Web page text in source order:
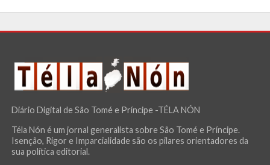
Diário Digital de São Tomé e Príncipe -TÉLA NÓN
Téla Nón é um jornal generalista sobre São Tomé e Príncipe.
Isenção, Rigor e Imparcialidade são os pilares orientadores da
sua política editorial.